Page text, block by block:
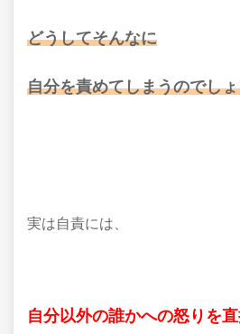
どうしてそんなに
自分を責めてしまうのでし
実は自責には、
自分以外の誰かへの怒りを直